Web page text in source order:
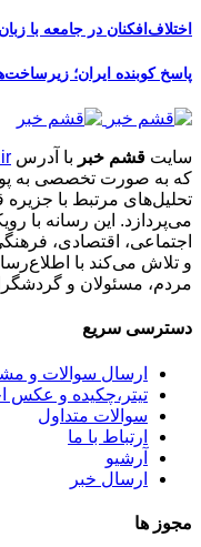
اختلاف‌افکنان در جامعه با
پاسخ کوبنده ایران؛
سایت قشم خبر با آدرس
که به صورت تخصصی به
تحلیل‌های مرتبط با
می‌پردازد. این رسانه با
اجتماعی، اقتصادی،
و تلاش می‌کند با
مردم، مسئولان و
دسترسی سریع
ارسال سوالات و
تیتر،چکیده و عکس
سوالات متداول
ارتباط با ما
آرشیو
ارسال خبر
مجوز ها